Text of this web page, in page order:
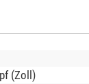
(Zoll)